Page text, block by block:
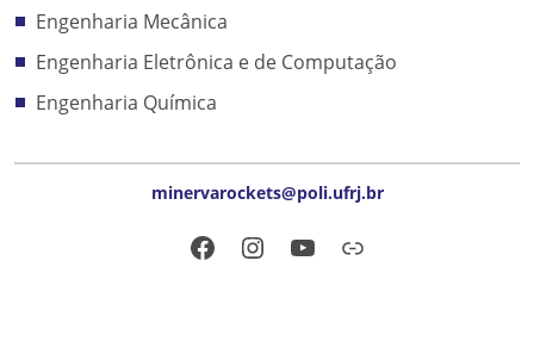
Engenharia Mecânica
Engenharia Eletrônica e de Computação
Engenharia Química
minervarockets@poli.ufrj.br
Facebook
Instagram
YouTube
Link